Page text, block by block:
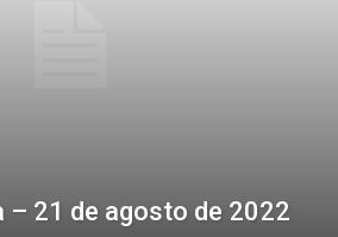
– 21 de agosto de 2022